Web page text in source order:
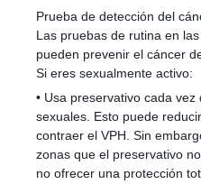
Prueba de detección del
Las pruebas de rutina en
pueden prevenir el cáncer
Si eres sexualmente activo:
• Usa preservativo cada
sexuales. Esto puede
contraer el VPH. Sin
zonas que el preservativo
no ofrecer una protección